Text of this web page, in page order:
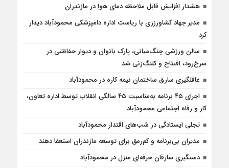
هشدار افزایش قابل ملاحظه دمای هوا در مازندران
مدیر جهاد کشاورزری با ریاست اداره دامپزشکی محمودآباد دیدار
کرد
سالن ورزشی چنگ‌میانی، پارک بانوان و دیوار حفاظتی در
سرخ‌رود، افتتاح و کلنگ‌زنی شد
غافلگيري سارق ساختمان نيمه کاره در محمودآباد
اجرای ۴۵ برنامه به‌مناسبت ۴۵ سالگی انقلاب توسط اداره تعاون،
کار و رفاه اجتماعی محمودآباد
تجلی ایستادگی در شب‌های اقتدار محمودآباد
مدیران بی‌برنامه و کم‌رمق برای توسعه مازندران استعفا دهند
دستگیری سارقان حرفه‌ای منزل در محمودآباد